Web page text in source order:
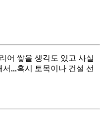
어 쌓을 생각도 있고 사실
,,,혹시 토목이나 건설 선